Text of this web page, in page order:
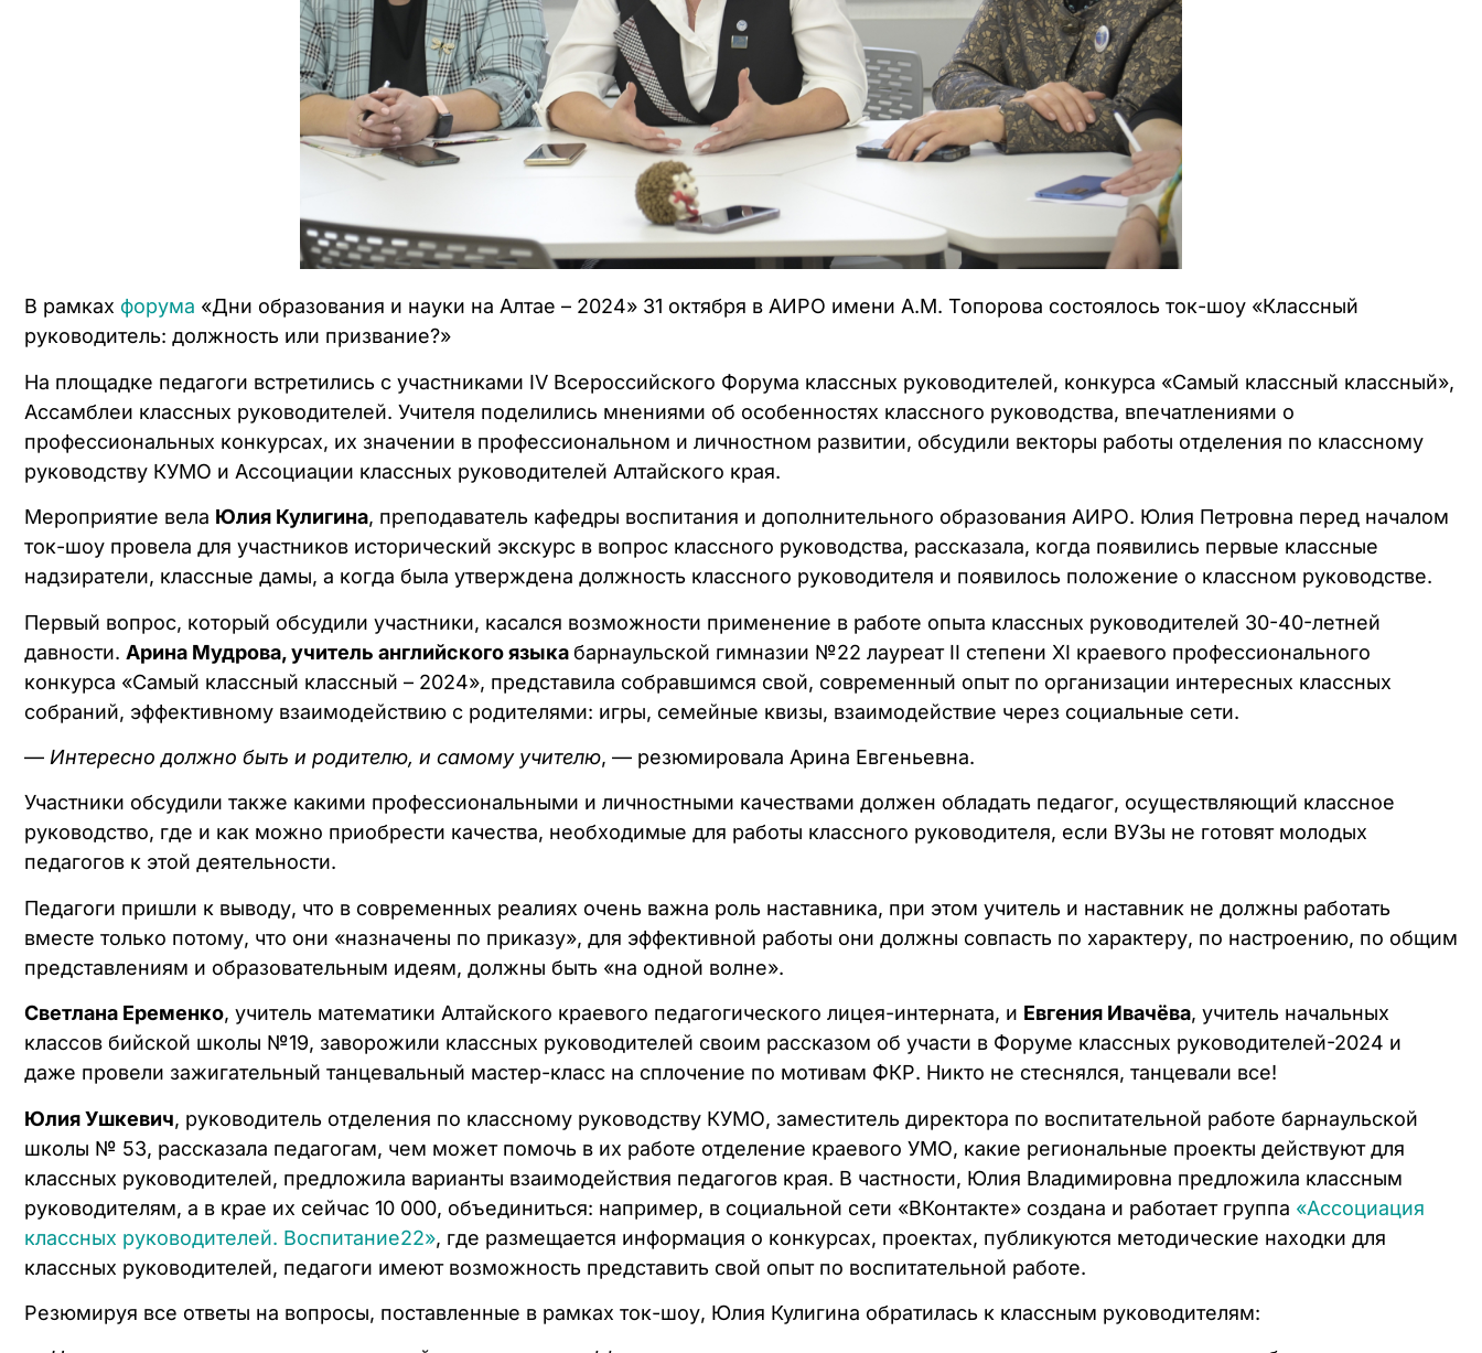
В рамках форума «Дни образования и науки на Алтае – 2024» 31 октября в АИРО имени А.М. Топорова состоялось ток-шоу «Классный
руководитель: должность или призвание?»
На площадке педагоги встретились с участниками IV Всероссийского Форума классных руководителей, конкурса «Самый классный классный»,
Ассамблеи классных руководителей. Учителя поделились мнениями об особенностях классного руководства, впечатлениями о
профессиональных конкурсах, их значении в профессиональном и личностном развитии, обсудили векторы работы отделения по классному
руководству КУМО и Ассоциации классных руководителей Алтайского края.
Мероприятие вела Юлия Кулигина, преподаватель кафедры воспитания и дополнительного образования АИРО. Юлия Петровна перед началом
ток-шоу провела для участников исторический экскурс в вопрос классного руководства, рассказала, когда появились первые классные
надзиратели, классные дамы, а когда была утверждена должность классного руководителя и появилось положение о классном руководстве.
Первый вопрос, который обсудили участники, касался возможности применение в работе опыта классных руководителей 30-40-летней
давности. Арина Мудрова,учитель английского языка барнаульской гимназии №22 лауреат II степени XI краевого профессионального
конкурса «Самый классный классный – 2024», представила собравшимся свой, современный опыт по организации интересных классных
собраний, эффективному взаимодействию с родителями: игры, семейные квизы, взаимодействие через социальные сети.
— Интересно должно быть и родителю, и самому учителю, — резюмировала Арина Евгеньевна.
Участники обсудили также какими профессиональными и личностными качествами должен обладать педагог, осуществляющий классное
руководство, где и как можно приобрести качества, необходимые для работы классного руководителя, если ВУЗы не готовят молодых
педагогов к этой деятельности.
Педагоги пришли к выводу, что в современных реалиях очень важна роль наставника, при этом учитель и наставник не должны работать
вместе только потому, что они «назначены по приказу», для эффективной работы они должны совпасть по характеру, по настроению, по общим
представлениям и образовательным идеям, должны быть «на одной волне».
Светлана Еременко, учитель математики Алтайского краевого педагогического лицея-интерната, и Евгения Ивачёва, учитель начальных
классов бийской школы №19, заворожили классных руководителей своим рассказом об участи в Форуме классных руководителей-2024 и
даже провели зажигательный танцевальный мастер-класс на сплочение по мотивам ФКР. Никто не стеснялся, танцевали все!
Юлия Ушкевич, руководитель отделения по классному руководству КУМО, заместитель директора по воспитательной работе барнаульской
школы № 53, рассказала педагогам, чем может помочь в их работе отделение краевого УМО, какие региональные проекты действуют для
классных руководителей, предложила варианты взаимодействия педагогов края. В частности, Юлия Владимировна предложила классным
руководителям, а в крае их сейчас 10 000, объединиться: например, в социальной сети «ВКонтакте» создана и работает группа «Ассоциация
классных руководителей. Воспитание22», где размещается информация о конкурсах, проектах, публикуются методические находки для
классных руководителей, педагоги имеют возможность представить свой опыт по воспитательной работе.
Резюмируя все ответы на вопросы, поставленные в рамках ток-шоу, Юлия Кулигина обратилась к классным руководителям: